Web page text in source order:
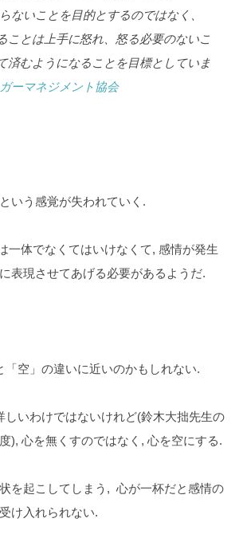
ないことを目的とするのではなく、
ことは上手に怒れ、怒る必要のないこ
済むようになることを目標としていま
ーマネジメント協会
いう感覚が失われていく.
一体でなくてはいけなくて, 感情が発生
表現させてあげる必要があるようだ.
「空」の違いに近いのかもしれない.
しいわけではないけれど(鈴木大拙先生の
), 心を無くすのではなく, 心を空にする.
を起こしてしまう, 心が一杯だと感情の
け入れられない.